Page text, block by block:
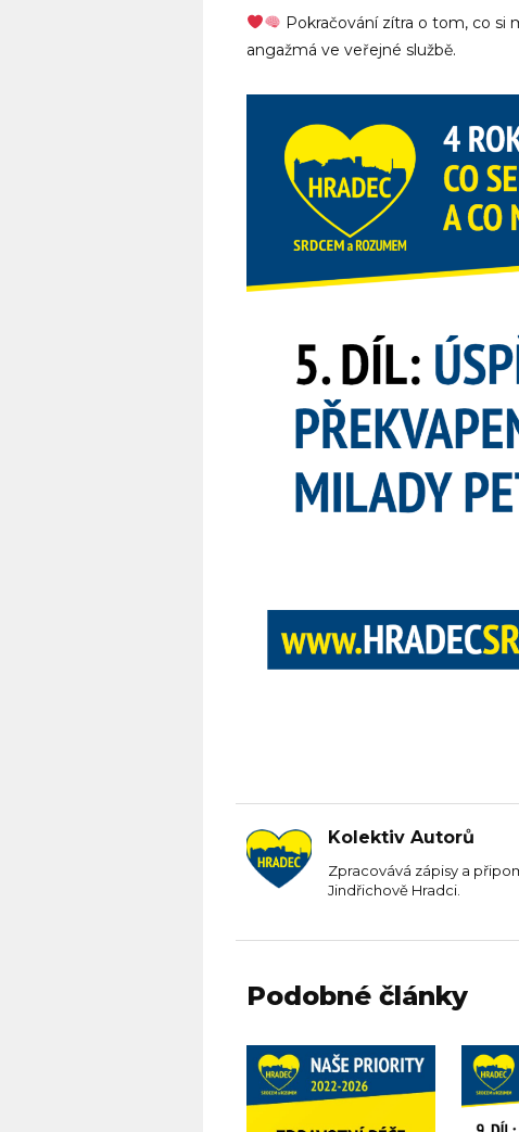
Pokračování zítra o tom, co
angažmá ve veřejné službě.
Kolektiv Autorů
Zpracovává zápisy a
Jindřichově Hradci.
Podobné články